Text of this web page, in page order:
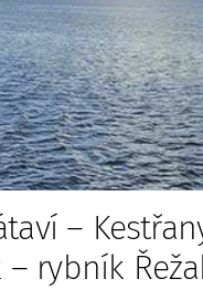
–
rybník